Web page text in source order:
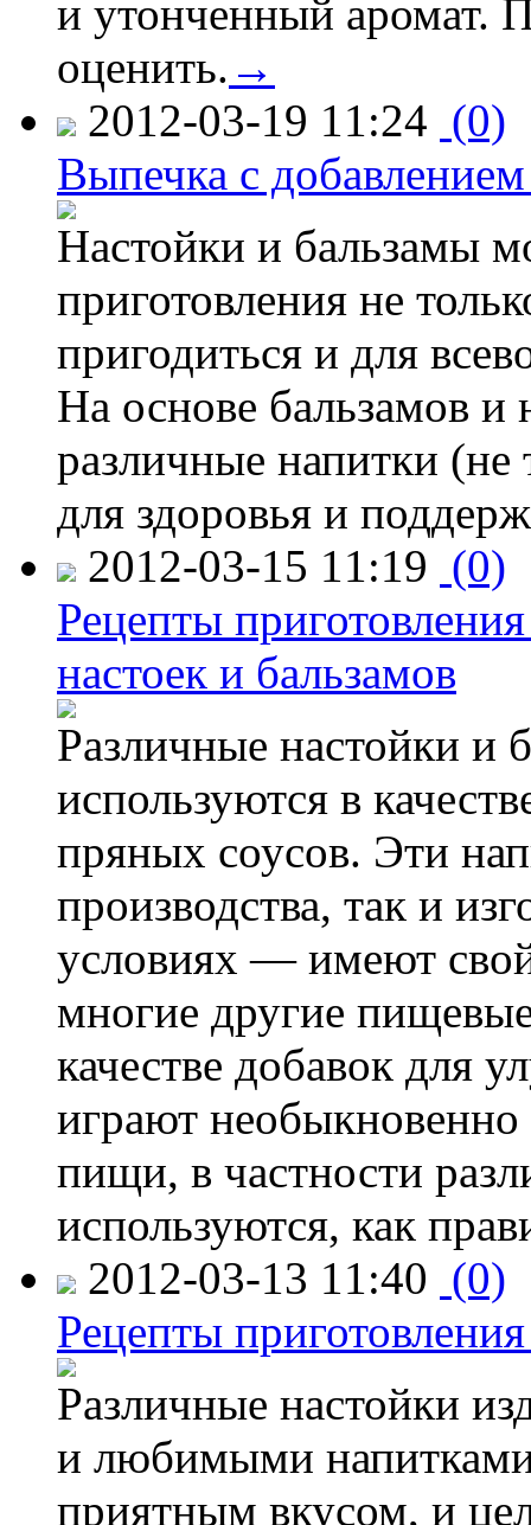
и утонченный аромат.
оценить. →
2012-03-19 11:24 (0)
Выпечка с
Настойки и бальзамы
приготовления не
пригодиться и для
На основе бальзамов и
различные напитки (не
для здоровья и
2012-03-15 11:19 (0)
Рецепты
настоек и бальзамов
Различные настойки и
используются в
пряных соусов. Эти
производства, так и
условиях — имеют
многие другие
качестве добавок для
играют
пищи, в частности
используются, как
2012-03-13 11:40 (0)
Рецепты
Различные настойки
и любимыми
приятным вкусом, и